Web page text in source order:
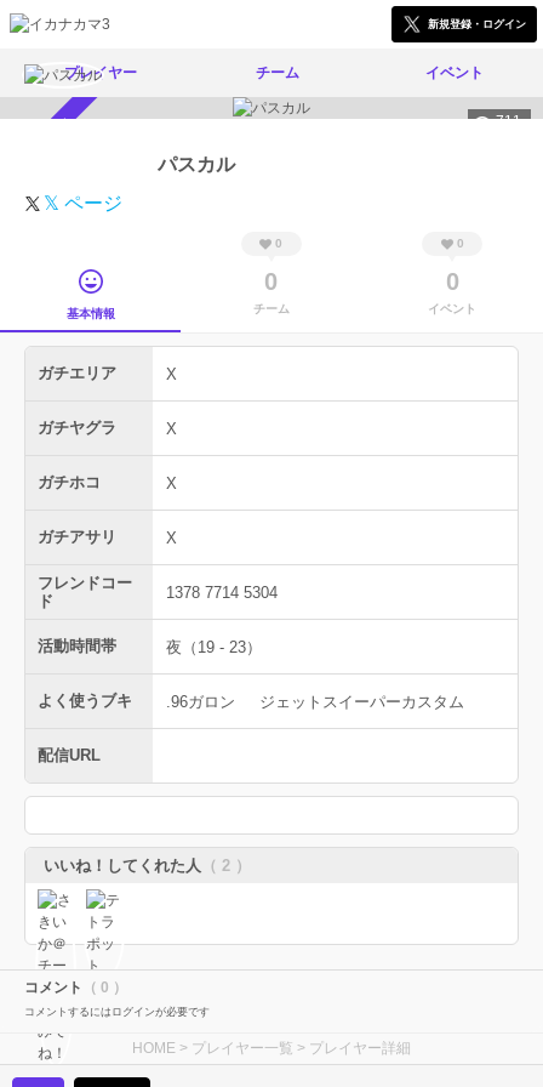
新規登録・ログイン
プレイヤー チーム イベント
711
パスカル
𝕏 ページ
基本情報
0
0
チーム
0
0
イベント
ガチエリア X
ガチヤグラ X
ガチホコ X
ガチアサリ X
フレンドコー
ド
1378 7714 5304
活動時間帯 夜（19 - 23）
よく使うブキ .96ガロン ジェットスイーパーカスタム
配信URL
いいね！してくれた人 （ 2 ）
コメント （ 0 ）
コメントするにはログインが必要です
HOME > プレイヤー一覧 > プレイヤー詳細